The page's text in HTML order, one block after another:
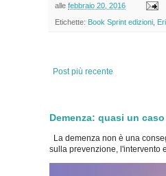
alle febbraio 20, 2016
Etichette: Book Sprint edizioni
Post più recente
Demenza: quasi un
La demenza non è una
sulla prevenzione, l'intervento